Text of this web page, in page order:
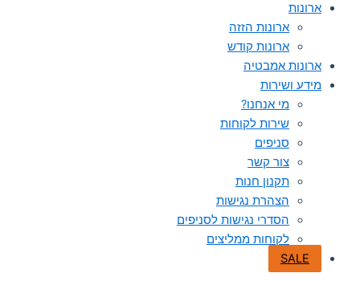
ארונות
ארונות הזזה
ארונות קודש
ארונות אמבטיה
מידע ושירות
מי אנחנו?
שירות לקוחות
סניפים
צור קשר
תקנון חנות
הצהרת נגישות
הסדרי נגישות לסניפים
לקוחות ממליצים
SALE